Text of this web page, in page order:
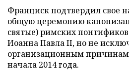
Франциск подтвердил свое
общую церемонию
святые) римских
Иоанна Павла II, но не
организационным причинам
начала 2014 года.